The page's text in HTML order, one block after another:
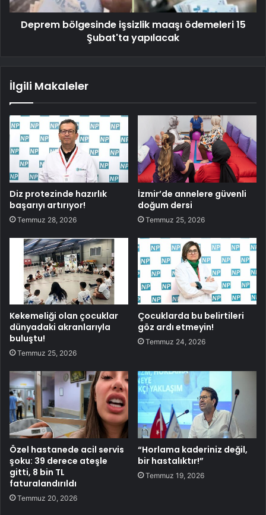
Deprem bölgesinde işsizlik maaşı ödemeleri 15
Şubat'ta yapılacak
İlgili Makaleler
Diz protezinde hazırlık
başarıyı artırıyor!
Temmuz 28, 2026
İzmir’de annelere güvenli
doğum dersi
Temmuz 25, 2026
Kekemeliği olan çocuklar
dünyadaki akranlarıyla
buluştu!
Temmuz 25, 2026
Çocuklarda bu belirtileri
göz ardı etmeyin!
Temmuz 24, 2026
Özel hastanede acil servis
şoku: 39 derece ateşle
gitti, 8 bin TL
faturalandırıldı
Temmuz 20, 2026
“Horlama kaderiniz değil,
bir hastalıktır!”
Temmuz 19, 2026